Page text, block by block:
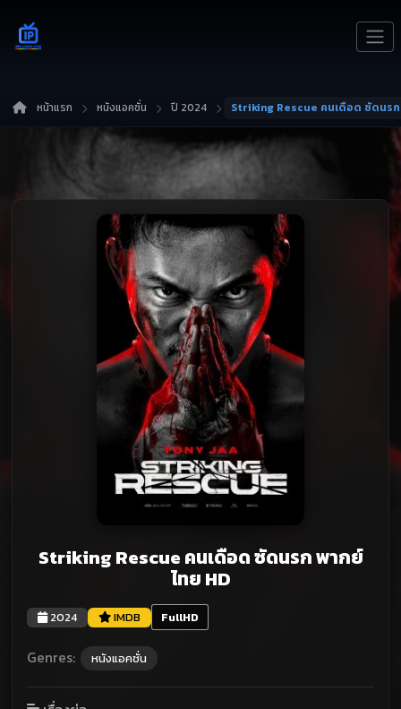
หน้าแรก หนังแอคชั่น ปี 2024
Striking Rescue คนเดือด​ ซัดนรก พากย์
ไทย HD
2024 IMDB FullHD
Genres: หนังแอคชั่น